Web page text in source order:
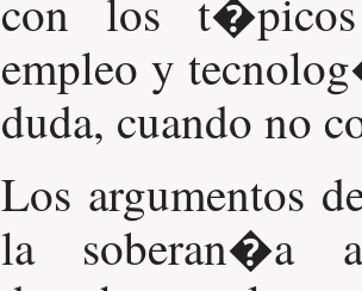
con los t�picos
empleo y
duda, cuando no
Los argumentos
la soberan�a